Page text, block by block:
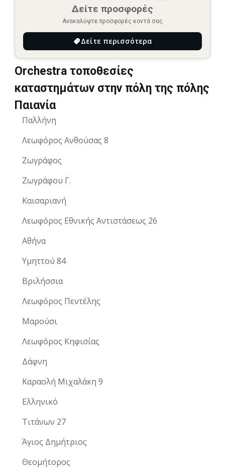
Δείτε προσφορές
Ανακαλύψτε προσφορές κοντά σας
Δείτε περισσότερα
Orchestra τοποθεσίες
καταστημάτων στην πόλη της πόλης
Παιανία
Παλλήνη
Λεωφόρος Ανθούσας 8
Ζωγράφος
Ζωγράφου Γ.
Καισαριανή
Λεωφόρος Εθνικής Αντιστάσεως 26
Αθήνα
Υμηττού 84
Βριλήσσια
Λεωφόρος Πεντέλης
Μαρούσι
Λεωφόρος Κηφισίας
Δάφνη
Καραολή Μιχαλάκη 9
Ελληνικό
Τιτάνων 27
Άγιος Δημήτριος
Θεομήτορος